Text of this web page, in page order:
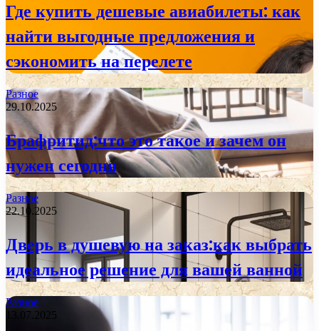
Где купить дешевые авиабилеты: как
найти выгодные предложения и
сэкономить на перелете
Разное
29.10.2025
Брафритид:что это такое и зачем он
нужен сегодня
Разное
22.10.2025
Дверь в душевую на заказ:как выбрать
идеальное решение для вашей ванной
Разное
13.07.2025